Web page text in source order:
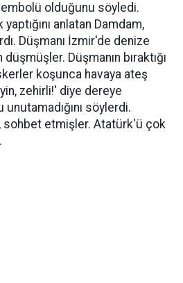
olduğunu söyledi.
yaptığını anlatan Damdam,
Düşmanı İzmir'de denize
Düşmanın bıraktığı
koşunca havaya ateş
zehirli!' diye dereye
söylerdi.
sohbet etmişler. Atatürk'ü çok